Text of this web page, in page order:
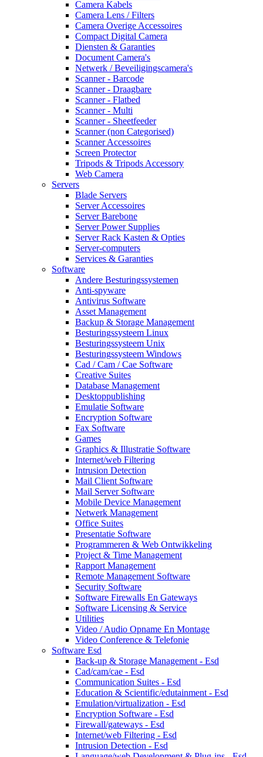
Camera Kabels
Camera Lens / Filters
Camera Overige Accessoires
Compact Digital Camera
Diensten & Garanties
Document Camera's
Netwerk / Beveiligingscamera's
Scanner - Barcode
Scanner - Draagbare
Scanner - Flatbed
Scanner - Multi
Scanner - Sheetfeeder
Scanner (non Categorised)
Scanner Accessoires
Screen Protector
Tripods & Tripods Accessory
Web Camera
Servers
Blade Servers
Server Accessoires
Server Barebone
Server Power Supplies
Server Rack Kasten & Opties
Server-computers
Services & Garanties
Software
Andere Besturingssystemen
Anti-spyware
Antivirus Software
Asset Management
Backup & Storage Management
Besturingssysteem Linux
Besturingssysteem Unix
Besturingssysteem Windows
Cad / Cam / Cae Software
Creative Suites
Database Management
Desktoppublishing
Emulatie Software
Encryption Software
Fax Software
Games
Graphics & Illustratie Software
Internet/web Filtering
Intrusion Detection
Mail Client Software
Mail Server Software
Mobile Device Management
Netwerk Management
Office Suites
Presentatie Software
Programmeren & Web Ontwikkeling
Project & Time Management
Rapport Management
Remote Management Software
Security Software
Software Firewalls En Gateways
Software Licensing & Service
Utilities
Video / Audio Opname En Montage
Video Conference & Telefonie
Software Esd
Back-up & Storage Management - Esd
Cad/cam/cae - Esd
Communication Suites - Esd
Education & Scientific/edutainment - Esd
Emulation/virtualization - Esd
Encryption Software - Esd
Firewall/gateways - Esd
Internet/web Filtering - Esd
Intrusion Detection - Esd